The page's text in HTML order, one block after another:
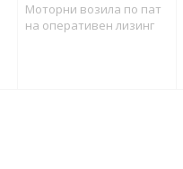
Моторни возила по пат
на оперативен лизинг